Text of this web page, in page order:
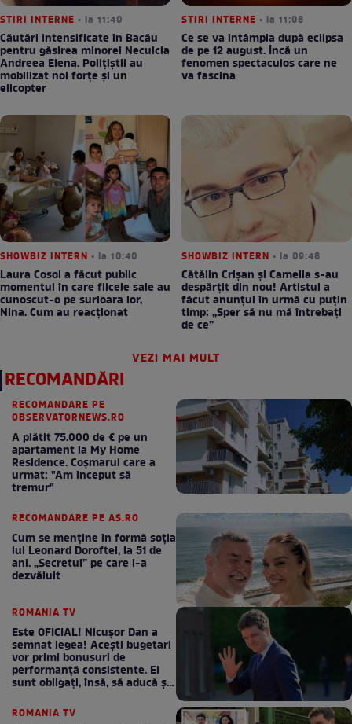
STIRI INTERNE • la 11:40
Căutări intensificate în Bacău
pentru găsirea minorei Neculcia
Andreea Elena. Polițiștii au
mobilizat noi forțe și un
elicopter
STIRI INTERNE • la 11:08
Ce se va întâmpla după eclipsa
de pe 12 august. Încă un
fenomen spectaculos care ne
va fascina
SHOWBIZ INTERN • la 10:40
Laura Cosoi a făcut public
momentul în care fiicele sale au
cunoscut-o pe surioara lor,
Nina. Cum au reacționat
SHOWBIZ INTERN • la 09:48
Cătălin Crișan și Camelia s-au
despărțit din nou! Artistul a
făcut anunțul în urmă cu puțin
timp: „Sper să nu mă întrebați
de ce”
VEZI MAI MULT
RECOMANDĂRI
RECOMANDARE PE
OBSERVATORNEWS.RO
A plătit 75.000 de € pe un
apartament la My Home
Residence. Coşmarul care a
urmat: "Am început să
tremur"
RECOMANDARE PE AS.RO
Cum se menţine în formă soţia
lui Leonard Doroftei, la 51 de
ani. „Secretul” pe care l-a
dezvăluit
ROMANIA TV
Este OFICIAL! Nicușor Dan a
semnat legea! Acești bugetari
vor primi bonusuri de
performanță consistente. Ei
sunt obligați, însă, să aducă și
ROMANIA TV